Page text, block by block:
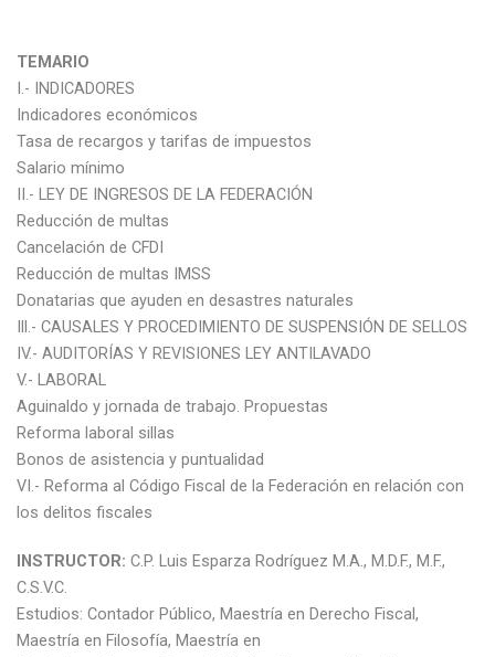
TEMARIO
I.- INDICADORES
Indicadores económicos
Tasa de recargos y tarifas de impuestos
Salario mínimo
II.- LEY DE INGRESOS DE LA FEDERACIÓN
Reducción de multas
Cancelación de CFDI
Reducción de multas IMSS
Donatarias que ayuden en desastres naturales
Ill.- CAUSALES Y PROCEDIMIENTO DE SUSPENSIÓN DE SELLOS
IV.- AUDITORÍAS Y REVISIONES LEY ANTILAVADO
V.- LABORAL
Aguinaldo y jornada de trabajo. Propuestas
Reforma laboral sillas
Bonos de asistencia y puntualidad
VI.- Reforma al Código Fiscal de la Federación en relación con
los delitos fiscales
INSTRUCTOR: C.P. Luis Esparza Rodríguez M.A., M.D.F., M.F.,
C.S.V.C.
Estudios: Contador Público, Maestría en Derecho Fiscal,
Maestría en Filosofía, Maestría en